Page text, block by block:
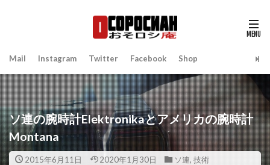
Mail Instagram Twitter Facebook Shop
ソ連の腕時計Elektronikaとアメリカの腕時計
Montana
2015年6月11日 2020年1月30日 ソ連, 技術